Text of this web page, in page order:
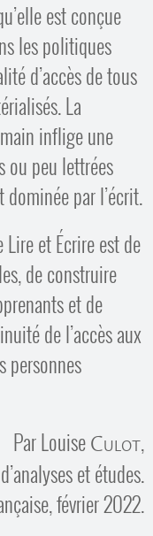
est conçue
les politiques
d’accès de tous
La
inflige une
ou peu lettrées
par l’écrit.
et Écrire est de
de construire
et de
de l’accès aux
personnes
Par Louise Culot,
et études.
février 2022.